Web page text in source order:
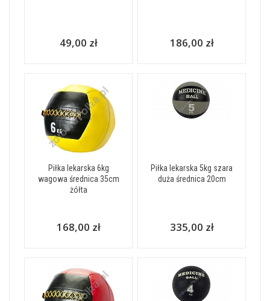
49,00 zł 186,00 zł
Piłka lekarska 6kg
wagowa średnica 35cm
żółta
168,00 zł
Piłka lekarska 5kg szara
duża średnica 20cm
335,00 zł